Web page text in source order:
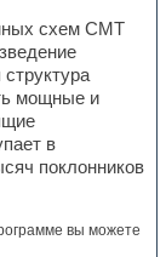
схем CMT
мощные и
в
поклонников
вы можете